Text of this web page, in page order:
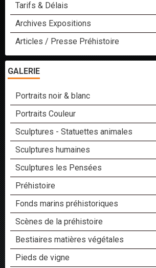
Tarifs & Délais
Archives Expositions
Articles / Presse Préhistoire
GALERIE
Portraits noir & blanc
Portraits Couleur
Sculptures - Statuettes animales
Sculptures humaines
Sculptures les Pensées
Préhistoire
Fonds marins préhistoriques
Scènes de la préhistoire
Bestiaires matières végétales
Pieds de vigne